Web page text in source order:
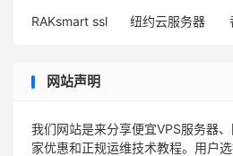
RAKsmart ssl
纽约云服务器
网站声明
我们网站是来分享便宜VPS服务器
家优惠和正规运维技术教程。用户